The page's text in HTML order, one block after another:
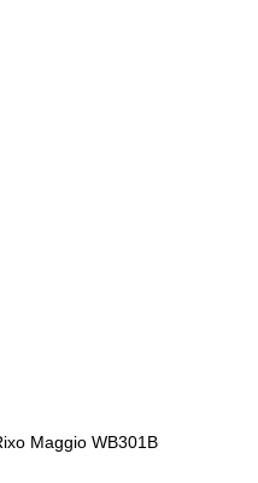
Maggio WB301B